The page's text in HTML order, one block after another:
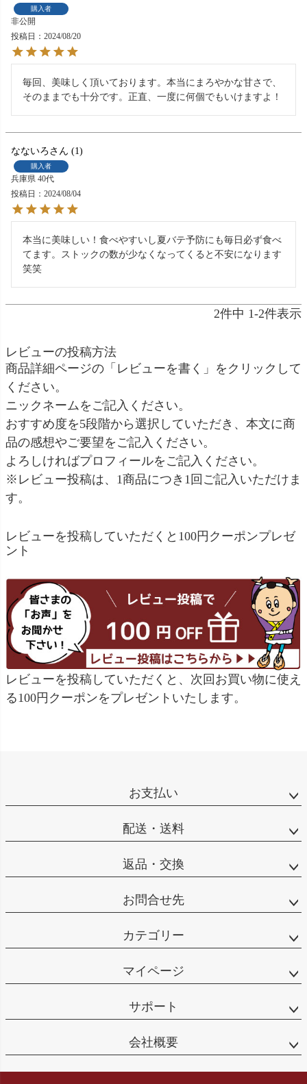
購入者
非公開
投稿日
2024/08/20
毎回、美味しく頂いております。本当にまろやかな甘さで、
そのままでも十分です。正直、一度に何個でもいけますよ！
なないろ 1
購入者
兵庫県 40代
投稿日
2024/08/04
本当に美味しい！食べやすいし夏バテ予防にも毎日必ず食べ
てます。ストックの数が少なくなってくると不安になります
笑笑
2件中 1-2件表示
レビューの投稿方法
商品詳細ページの「レビューを書く」をクリックして
ください。
ニックネームをご記入ください。
おすすめ度を5段階から選択していただき、本文に商
品の感想やご要望をご記入ください。
よろしければプロフィールをご記入ください。
※レビュー投稿は、1商品につき1回ご記入いただけま
す。
レビューを投稿していただくと100円クーポンプレゼ
ント
レビューを投稿していただくと、次回お買い物に使え
る100円クーポンをプレゼントいたします。
お支払い
配送・送料
返品・交換
お問合せ先
カテゴリー
マイページ
サポート
会社概要